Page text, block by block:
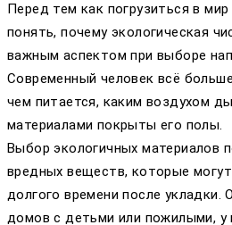
Перед тем как погрузиться в
понять, почему экологическая
важным аспектом при выборе
Современный человек всё
чем питается, каким воздухом
материалами покрыты его полы.
Выбор экологичных материалов
вредных веществ, которые
долгого времени после укладки.
домов с детьми или пожилыми, у